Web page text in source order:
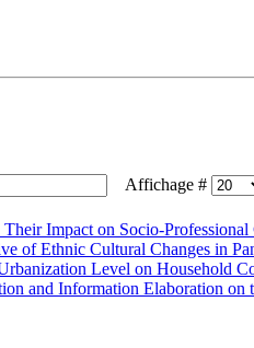
Affichage #
Their Impact on Socio-
of Ethnic Cultural Changes in
Level on Household
and Information Elaboration